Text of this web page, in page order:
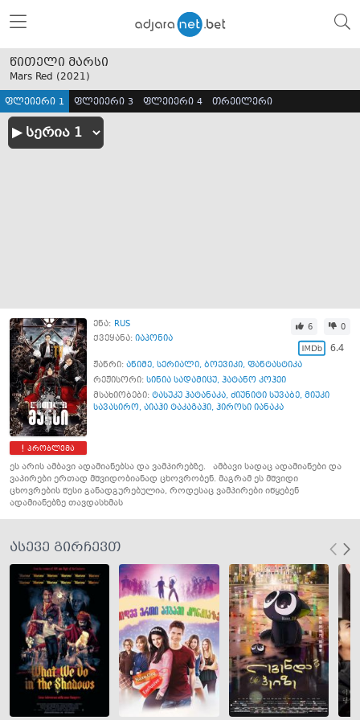
წითელი მარსი
Mars Red (2021)
ფლეიერი 1 ფლეიერი 3 ფლეიერი 4 თრეილერი
პრობლემა
ენა: RUS
ქვეყანა: იაპონია
6 0
6.4
ჟანრი: ანიმე, სერიალი, ბოევიკი, ფანტასტიკა
რეჟისორი: სინია სადამიცუ, ჰატანო კოჰეი
მსახიობები: ტასუკუ ჰატანაკა, ძიუნიტი სუვაბე, მიუკი
სავასირო, აიაჰი ტაკაგაჰი, ჰიროსი იანაკა
ეს არის ამბავი ადამიანებსა და ვამპირებზე. ამბავი სადაც ადამიანები და
ვაპირები ერთად მშვიდობიანად ცხოვრობენ. მაგრამ ეს მშვიდი
ცხოვრების წესი განადგურებულია, როდესაც ვამპირები იწყებენ
ადამიანებზე თავდასხმას
ასევე გირჩევთ